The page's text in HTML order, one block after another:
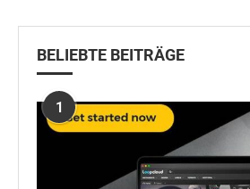
BELIEBTE BEITRÄGE
1